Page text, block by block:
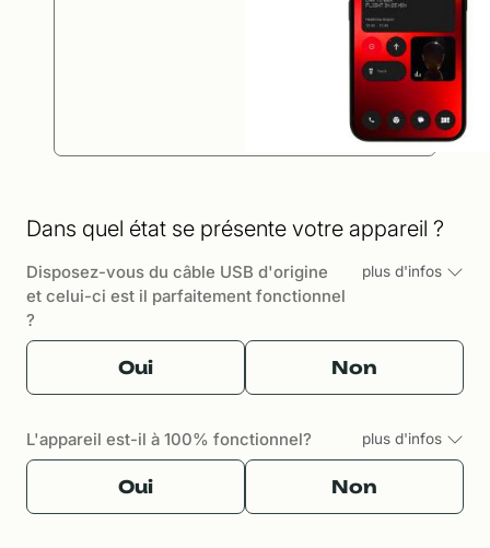
Dans quel état se présente votre appareil ?
Disposez-vous du câble USB d'origine
et celui-ci est il parfaitement fonctionnel
?
plus d'infos
Oui Non
L'appareil est-il à 100% fonctionnel? plus d'infos
Oui Non